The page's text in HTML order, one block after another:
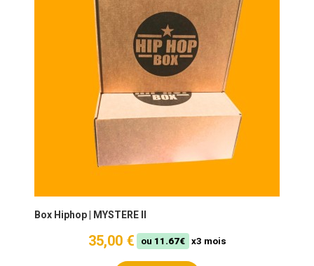
Box Hiphop | MYSTERE II
35,00 € ou 11.67€ x3 mois